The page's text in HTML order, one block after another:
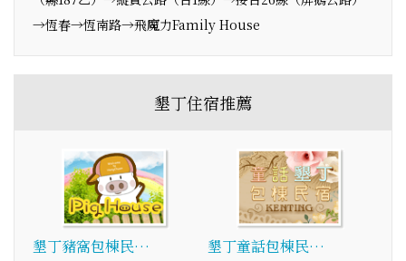
→恆春→恆南路→飛魔力Family House
墾丁住宿推薦
墾丁豬窩包棟民… 墾丁童話包棟民…